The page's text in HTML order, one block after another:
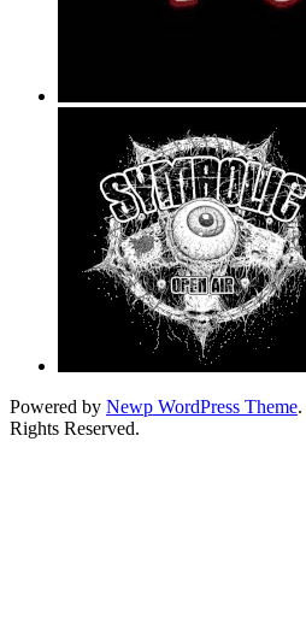
Powered by Newp WordPress Theme.
Rights Reserved.